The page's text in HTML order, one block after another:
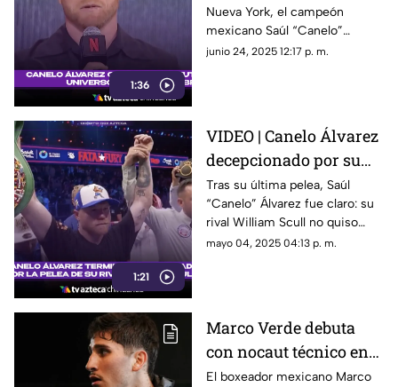
1:36
incursión a la lucha
libre con WWE
Nueva York, el campeón
mexicano Saúl “Canelo”
Álvarez insinuó su posible
junio 24, 2025 12:17 p. m.
1:21
VIDEO | Canelo Álvarez
decepcionado por su
rival: "Así no se ganan
peleas"
Tras su última pelea, Saúl
“Canelo” Álvarez fue claro: su
rival William Scull no quiso
combatir.
mayo 04, 2025 04:13 p. m.
Marco Verde debuta
con nocaut técnico en
Arabia Saudita y
El boxeador mexicano Marco